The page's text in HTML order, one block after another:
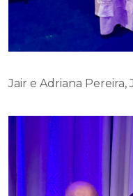
Jair e Adriana